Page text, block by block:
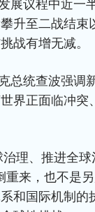
展议程中近一
升至二战结
战有增无减。
总统查波强调
界正面临冲突
理、推进全
重来，也不是
和国际机制的